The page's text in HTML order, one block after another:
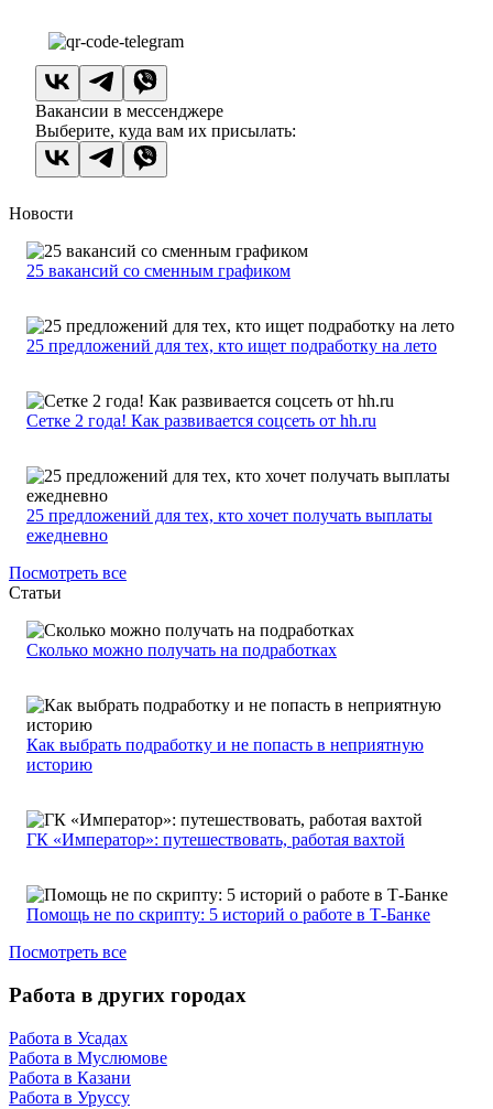
Вакансии в мессенджере
Выберите, куда вам их присылать:
Новости
25 вакансий со сменным графиком
25 предложений для тех, кто ищет подработку на лето
Сетке 2 года! Как развивается соцсеть от hh.ru
25 предложений для тех, кто хочет получать выплаты
ежедневно
Посмотреть все
Статьи
Сколько можно получать на подработках
Как выбрать подработку и не попасть в неприятную
историю
ГК «Император»: путешествовать, работая вахтой
Помощь не по скрипту: 5 историй о работе в Т-Банке
Посмотреть все
Работа в других городах
Работа в Усадах
Работа в Муслюмове
Работа в Казани
Работа в Уруссу